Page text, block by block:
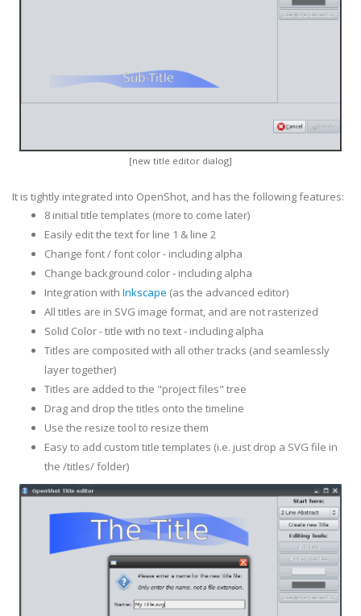
[new title editor dialog]
It is tightly integrated into OpenShot, and has the following features:
8 initial title templates (more to come later)
Easily edit the text for line 1 & line 2
Change font / font color - including alpha
Change background color - including alpha
Integration with Inkscape (as the advanced editor)
All titles are in SVG image format, and are not rasterized
Solid Color - title with no text - including alpha
Titles are composited with all other tracks (and seamlessly
layer together)
Titles are added to the "project files" tree
Drag and drop the titles onto the timeline
Use the resize tool to resize them
Easy to add custom title templates (i.e. just drop a SVG file in
the /titles/ folder)